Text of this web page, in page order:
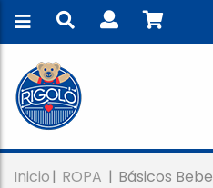
Inicio ROPA Básicos Bebe